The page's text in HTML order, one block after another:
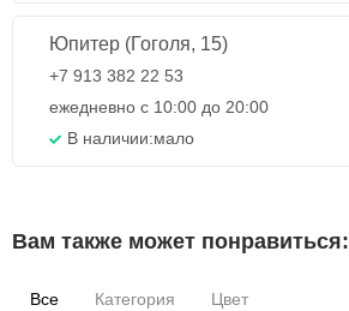
Юпитер (Гоголя, 15)
+7 913 382 22 53
ежедневно с 10:00 до 20:00
В наличии:мало
Вам также может понравиться:
Все Категория Цвет